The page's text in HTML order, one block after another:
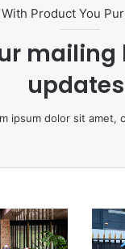
With Product You
ipsum dolor sit amet,
*
L